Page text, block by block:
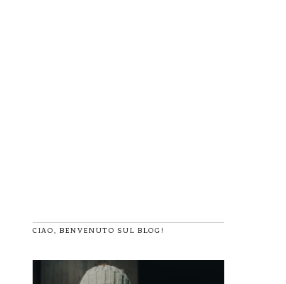
CIAO, BENVENUTO SUL BLOG!